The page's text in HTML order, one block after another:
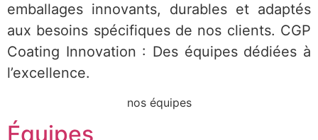
emballages innovants, durables et adaptés
aux besoins spécifiques de nos clients. CGP
Coating Innovation : Des équipes dédiées à
l’excellence.
nos équipes
Équipes